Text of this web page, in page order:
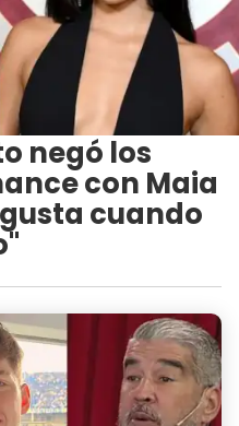
negó los
con Maia
cuando